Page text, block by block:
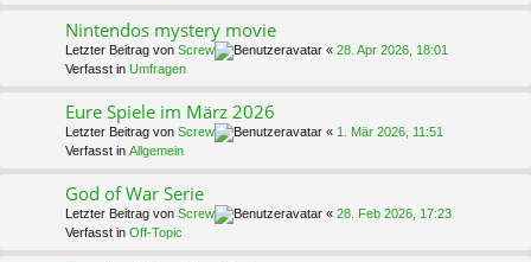
Nintendos mystery movie
Letzter Beitrag von Screw « 28. Apr 2026, 18:01
Verfasst in Umfragen
Eure Spiele im März 2026
Letzter Beitrag von Screw « 1. Mär 2026, 11:51
Verfasst in Allgemein
God of War Serie
Letzter Beitrag von Screw « 28. Feb 2026, 17:23
Verfasst in Off-Topic